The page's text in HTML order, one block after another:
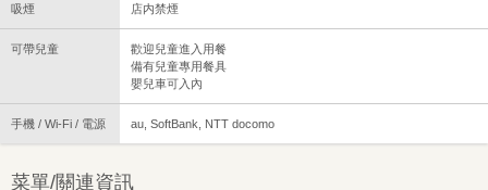
吸煙 店内禁煙
可帶兒童
歡迎兒童進入用餐
備有兒童專用餐具
嬰兒車可入內
手機 / Wi-Fi / 電源 au, SoftBank, NTT docomo
菜單/關連資訊